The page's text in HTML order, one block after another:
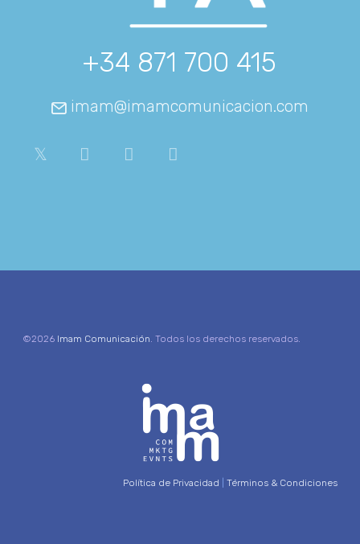
+34 871 700 415
imam@imamcomunicacion.com
©2026 Imam Comunicación. Todos los derechos reservados.
Política de Privacidad Términos & Condiciones